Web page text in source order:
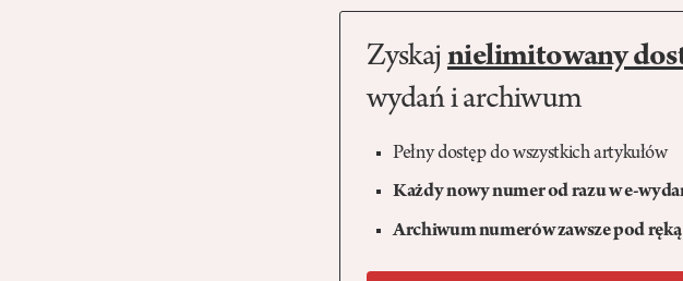
Zyskaj nielimitowany
wydań i archiwum
Pełny dostęp do wszystkich artykułów
Każdy nowy numer od razu w e-
Archiwum numerów zawsze pod ręką